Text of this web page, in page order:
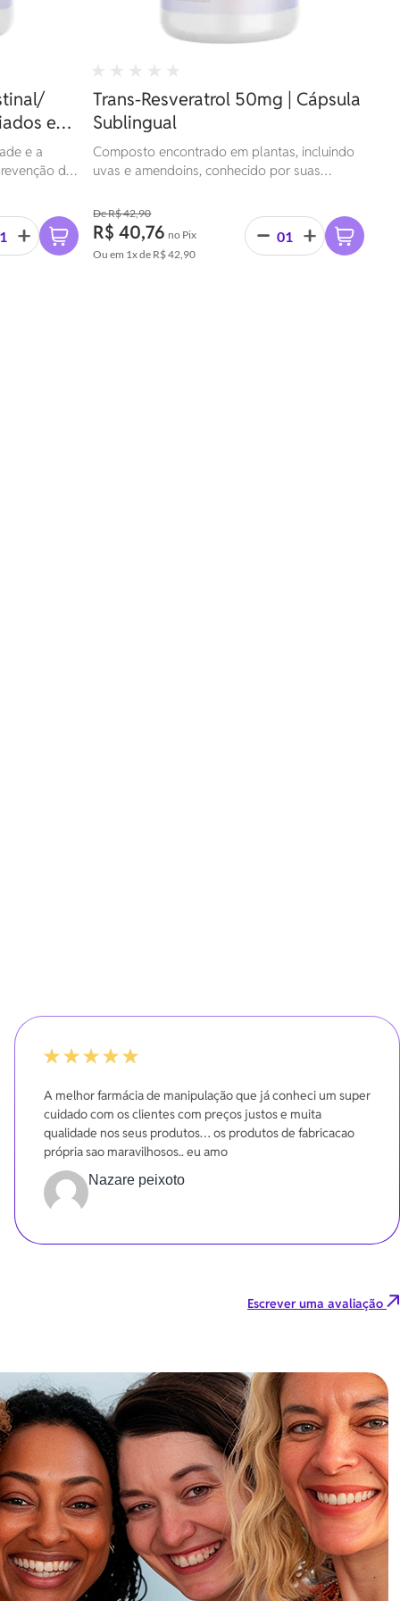
e
e a
de
Trans-Resveratrol 50mg | Cápsula
Sublingual
Composto encontrado em plantas, incluindo
uvas e amendoins, conhecido por suas
inflamatórias. Estudos sugerem que pode ter
benefícios para a saúde cardiovascular,
cognitiva e proteção contra o câncer.
R$ 42,90
R$ 40,76 no Pix
Ou em 1xde R$ 42,90
A melhor farmácia de manipulação que já conheci um super
cuidado com os clientes com preços justos e muita
qualidade nos seus produtos… os produtos de fabricacao
própria sao maravilhosos.. eu amo
Nazare peixoto
Escrever uma avaliação